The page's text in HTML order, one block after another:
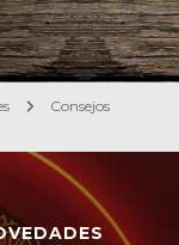
Consejos